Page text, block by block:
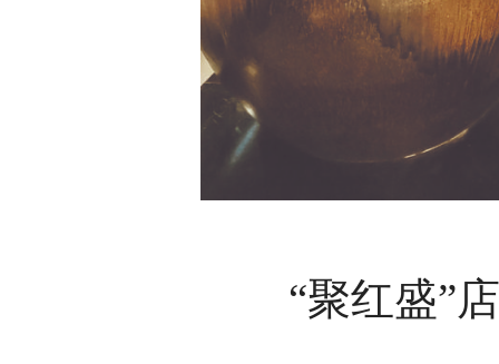
“聚红盛”店